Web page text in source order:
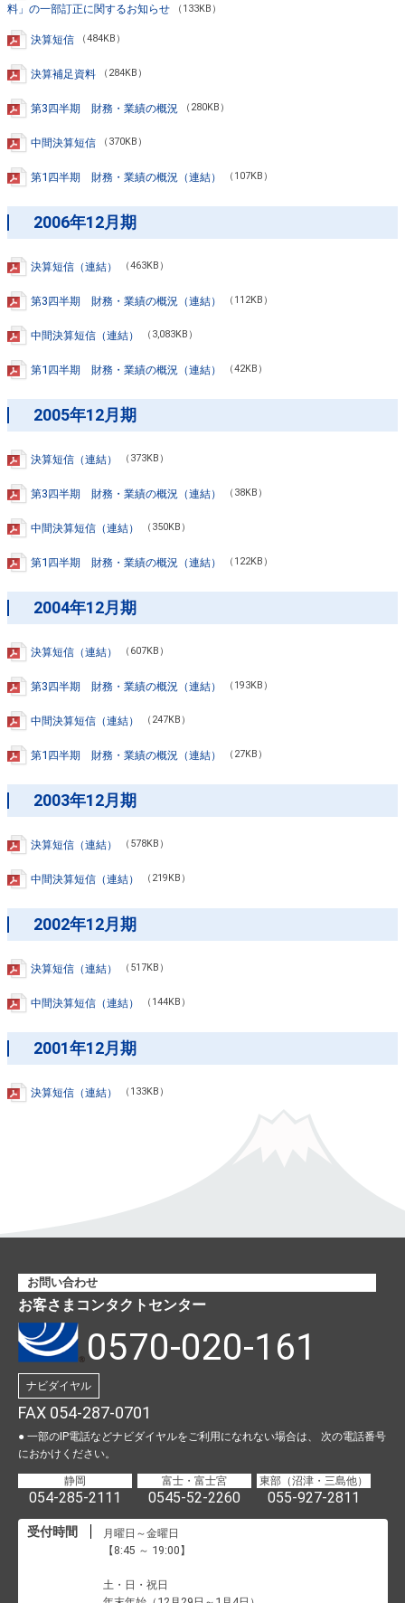
料」の一部訂正に関するお知らせ
（133KB）
決算短信 （484KB）
決算補足資料 （284KB）
第3四半期 財務・業績の概況 （280KB）
中間決算短信 （370KB）
第1四半期 財務・業績の概況（連結） （107KB）
2006年12月期
決算短信（連結） （463KB）
第3四半期 財務・業績の概況（連結） （112KB）
中間決算短信（連結） （3,083KB）
第1四半期 財務・業績の概況（連結） （42KB）
2005年12月期
決算短信（連結） （373KB）
第3四半期 財務・業績の概況（連結） （38KB）
中間決算短信（連結） （350KB）
第1四半期 財務・業績の概況（連結） （122KB）
2004年12月期
決算短信（連結） （607KB）
第3四半期 財務・業績の概況（連結） （193KB）
中間決算短信（連結） （247KB）
第1四半期 財務・業績の概況（連結） （27KB）
2003年12月期
決算短信（連結） （578KB）
中間決算短信（連結） （219KB）
2002年12月期
決算短信（連結） （517KB）
中間決算短信（連結） （144KB）
2001年12月期
決算短信（連結） （133KB）
お問い合わせ
お客さまコンタクトセンター
0570-020-161
ナビダイヤル
FAX 054-287-0701
● 一部のIP電話などナビダイヤルをご利用になれない場合は、
次の電話番号
におかけください。
静岡
054-285-2111
富士・富士宮
0545-52-2260
東部（沼津・三島他）
055-927-2811
受付時間
月曜日～金曜日
【8:45 ～ 19:00】
土・日・祝日